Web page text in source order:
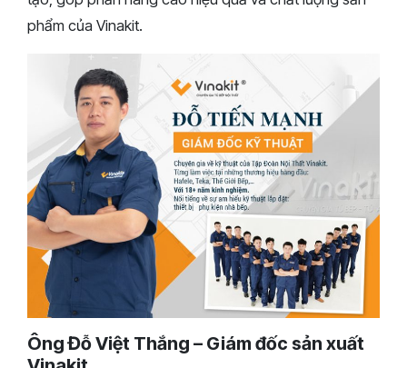
phẩm của Vinakit.
Ông Đỗ Việt Thắng – Giám đốc sản xuất